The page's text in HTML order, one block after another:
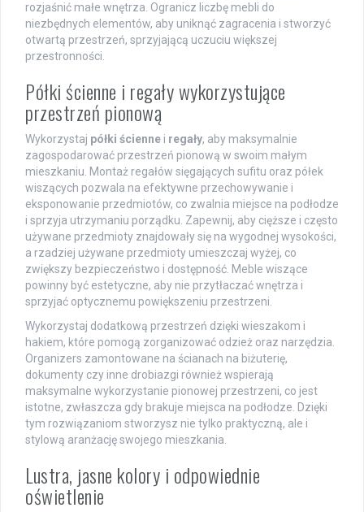
rozjaśnić małe wnętrza. Ogranicz liczbę mebli do
niezbędnych elementów, aby uniknąć zagracenia i stworzyć
otwartą przestrzeń, sprzyjającą uczuciu większej
przestronności.
Półki ścienne i regały wykorzystujące
przestrzeń pionową
Wykorzystaj półki ścienne i regały, aby maksymalnie
zagospodarować przestrzeń pionową w swoim małym
mieszkaniu. Montaż regałów sięgających sufitu oraz półek
wiszących pozwala na efektywne przechowywanie i
eksponowanie przedmiotów, co zwalnia miejsce na podłodze
i sprzyja utrzymaniu porządku. Zapewnij, aby cięższe i często
używane przedmioty znajdowały się na wygodnej wysokości,
a rzadziej używane przedmioty umieszczaj wyżej, co
zwiększy bezpieczeństwo i dostępność. Meble wiszące
powinny być estetyczne, aby nie przytłaczać wnętrza i
sprzyjać optycznemu powiększeniu przestrzeni.
Wykorzystaj dodatkową przestrzeń dzięki wieszakom i
hakiem, które pomogą zorganizować odzież oraz narzędzia.
Organizers zamontowane na ścianach na biżuterię,
dokumenty czy inne drobiazgi również wspierają
maksymalne wykorzystanie pionowej przestrzeni, co jest
istotne, zwłaszcza gdy brakuje miejsca na podłodze. Dzięki
tym rozwiązaniom stworzysz nie tylko praktyczną, ale i
stylową aranżację swojego mieszkania.
Lustra, jasne kolory i odpowiednie
oświetlenie